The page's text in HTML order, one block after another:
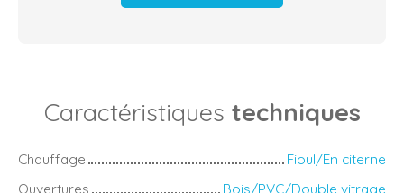
Caractéristiques techniques
Chauffage
Fioul/En citerne
Ouvertures
Bois/PVC/Double vitrage